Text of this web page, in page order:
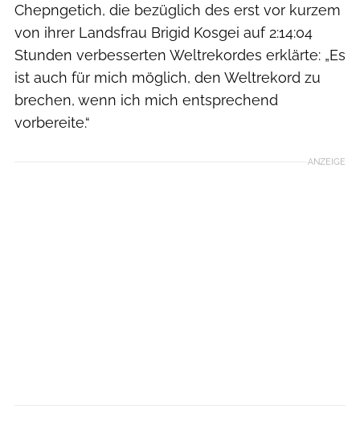
Chepngetich, die bezüglich des erst vor kurzem
von ihrer Landsfrau Brigid Kosgei auf 2:14:04
Stunden verbesserten Weltrekordes erklärte: „Es
ist auch für mich möglich, den Weltrekord zu
brechen, wenn ich mich entsprechend
vorbereite.“
ANZEIGE